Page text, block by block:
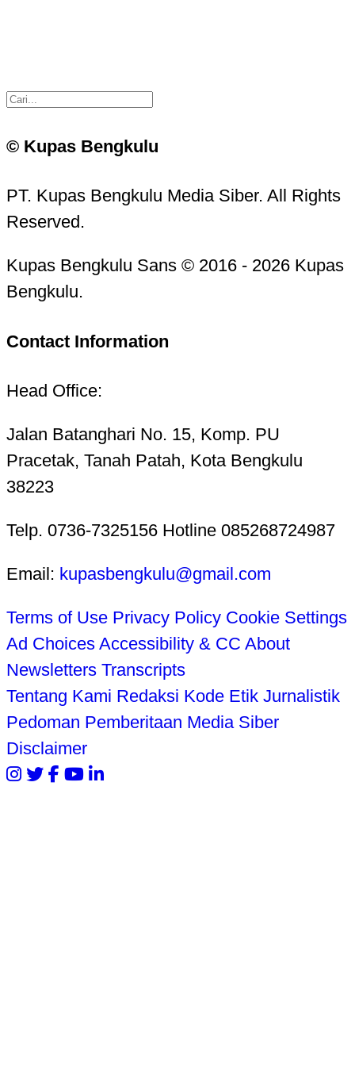
© Kupas Bengkulu
PT. Kupas Bengkulu Media Siber. All Rights
Reserved.
Kupas Bengkulu Sans © 2016 - 2026 Kupas
Bengkulu.
Contact Information
Head Office:
Jalan Batanghari No. 15, Komp. PU
Pracetak, Tanah Patah, Kota Bengkulu
38223
Telp. 0736-7325156 Hotline 085268724987
Email: kupasbengkulu@gmail.com
Terms of Use Privacy Policy Cookie Settings
Ad Choices Accessibility & CC About
Newsletters Transcripts
Tentang Kami Redaksi Kode Etik Jurnalistik
Pedoman Pemberitaan Media Siber
Disclaimer